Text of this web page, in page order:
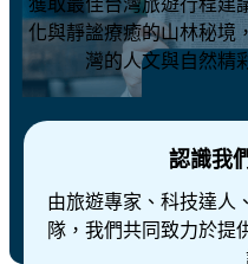
獲取最佳台灣旅遊行程建
化與靜謐療癒的山林秘境
灣的人文與自然精
認識我
由旅遊專家、科技達人
隊，我們共同致力於提